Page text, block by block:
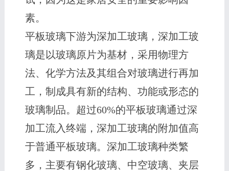
素。
平板玻璃下游为深加工玻璃，深加工玻
璃是以玻璃原片为基材，采用物理方
法、化学方法及其组合对玻璃进行再加
工，制成具有新的结构、功能或形态的
玻璃制品。超过60%的平板玻璃通过深
加工流入终端，深加工玻璃的附加值高
于普通平板玻璃。深加工玻璃种类繁
多，主要有钢化玻璃、中空玻璃、夹层